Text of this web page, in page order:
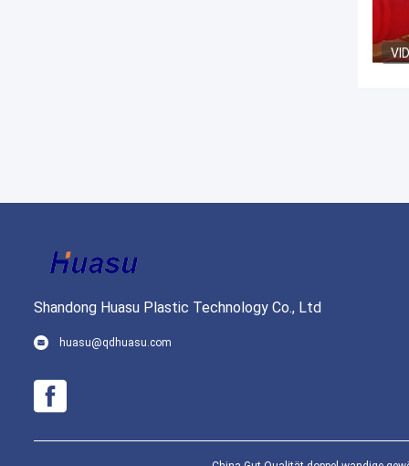
Shandong Huasu Plastic Technology Co., Ltd
huasu@qdhuasu.com